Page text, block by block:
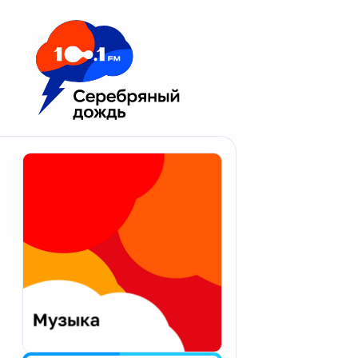
Москва 100.1 FM
Апатиты
Екатеринбург
Калининград
Калуга